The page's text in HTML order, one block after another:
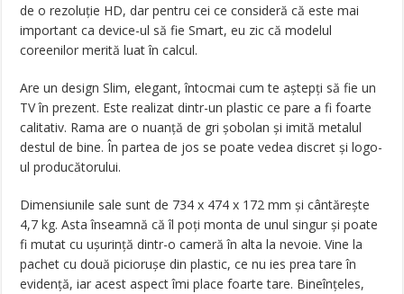
de o rezoluție HD, dar pentru cei ce consideră că este mai
important ca device-ul să fie Smart, eu zic că modelul
coreenilor merită luat în calcul.
Are un design Slim, elegant, întocmai cum te aștepți să fie un
TV în prezent. Este realizat dintr-un plastic ce pare a fi foarte
calitativ. Rama are o nuanță de gri șobolan și imită metalul
destul de bine. În partea de jos se poate vedea discret și logo-
ul producătorului.
Dimensiunile sale sunt de 734 x 474 x 172 mm și cântărește
4,7 kg. Asta înseamnă că îl poți monta de unul singur și poate
fi mutat cu ușurință dintr-o cameră în alta la nevoie. Vine la
pachet cu două piciorușe din plastic, ce nu ies prea tare în
evidență, iar acest aspect îmi place foarte tare. Bineînțeles,